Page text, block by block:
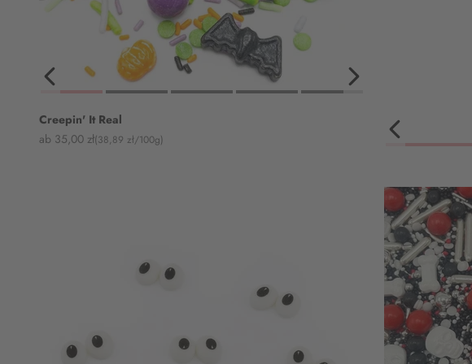
Creepin' It Real
Angebot
ab 35,00 zł(38,89 zł/100g)